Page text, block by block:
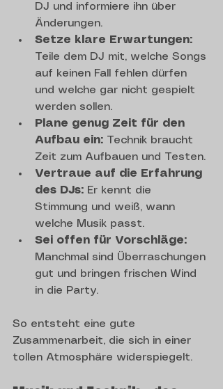
DJ und informiere ihn über
Änderungen.
Setze klare Erwartungen:
Teile dem DJ mit, welche Songs
auf keinen Fall fehlen dürfen
und welche gar nicht gespielt
werden sollen.
Plane genug Zeit für den
Aufbau ein: Technik braucht
Zeit zum Aufbauen und Testen.
Vertraue auf die Erfahrung
des DJs: Er kennt die
Stimmung und weiß, wann
welche Musik passt.
Sei offen für Vorschläge:
Manchmal sind Überraschungen
gut und bringen frischen Wind
in die Party.
So entsteht eine gute
Zusammenarbeit, die sich in einer
tollen Atmosphäre widerspiegelt.